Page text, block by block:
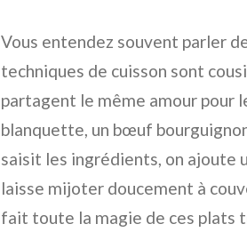
Vous entendez souvent parler
techniques de cuisson sont
partagent le même amour pour
blanquette, un bœuf
saisit les ingrédients, on ajoute
laisse mijoter doucement à
fait toute la magie de ces plats